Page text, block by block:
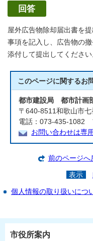
回答
屋外広告物除却届出書を
事項を記入し、広告物の
添付して提出してください
このページに関するお
都市建設局 都市計画
〒640-8511和歌山市
電話：073-435-1082
お問い合わせは専
前のページへ
表示
個人情報の取り扱いにつ
市役所案内